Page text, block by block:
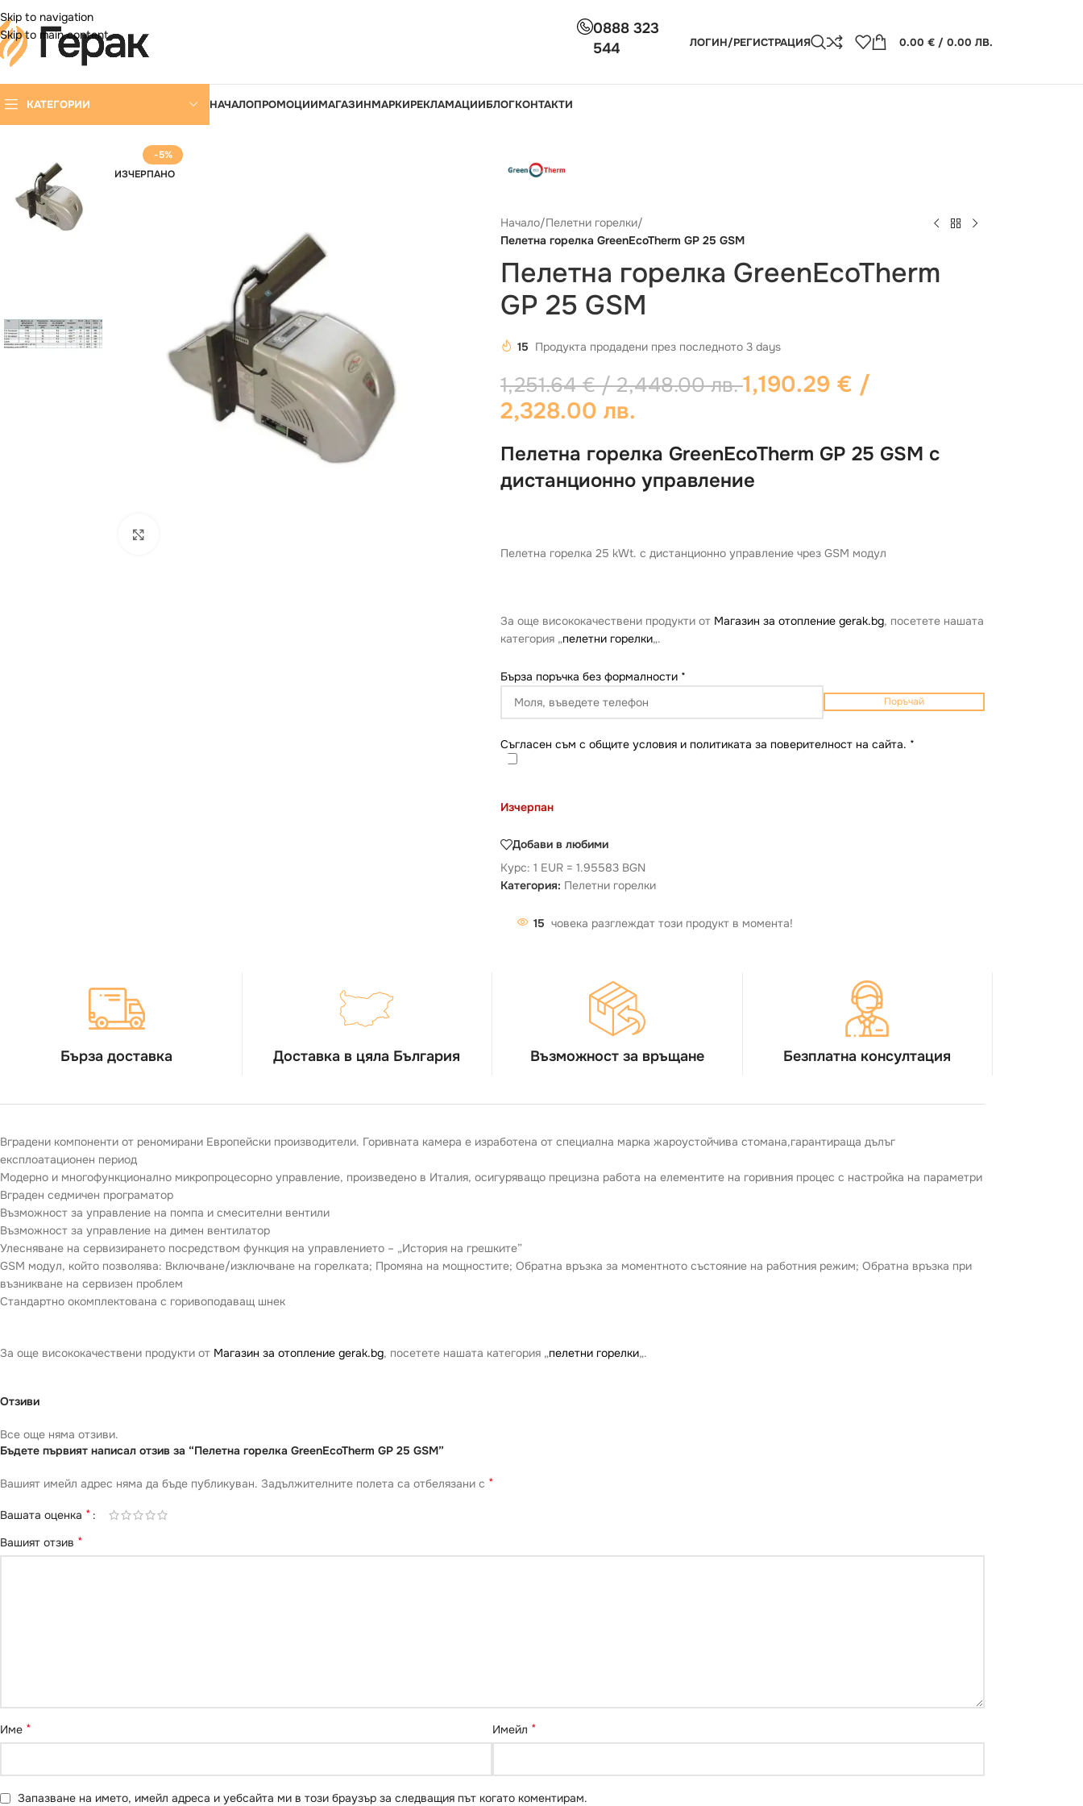
Skip to navigation
Skip to main content
0888 323
544
ЛОГИН/РЕГИСТРАЦИЯ 0.00 € / 0.00 ЛВ.
КАТЕГОРИИ НАЧАЛОПРОМОЦИИМАГАЗИНМАРКИРЕКЛАМАЦИИБЛОГКОНТАКТИ
-5%
ИЗЧЕРПАНО
Начало/Пелетни горелки/
Пелетна горелка GreenEcoTherm GP 25 GSM
Пелетна горелка GreenEcoTherm
GP 25 GSM
15 Продукта продадени през последното 3 days
1,251.64€/ 2,448.00 лв.1,190.29 € /
2,328.00 лв.
Пелетна горелка GreenEcoTherm GP 25 GSM с
дистанционно управление
Пелетна горелка 25 kWt. с дистанционно управление чрез GSM модул
За още висококачествени продукти от Магазин за отопление gerak.bg, посетете нашата
категория „пелетни горелки„.
Бърза поръчка без формалности *
Поръчай
Съгласен съм с общите условия и политиката за поверителност на сайта. *
Изчерпан
Добави в любими
Курс: 1 EUR = 1.95583 BGN
Категория: Пелетни горелки
15 човека разглеждат този продукт в момента!
Бърза доставка Доставка в цяла България Възможност за връщане Безплатна консултация
Вградени компоненти от реномирани Европейски производители. Горивната камера е изработена от специална марка жароустойчива стомана,гарантираща дълъг
експлоатационен период
Модерно и многофункционално микропроцесорно управление, произведено в Италия, осигуряващо прецизна работа на елементите на горивния процес с настройка на параметри
Вграден седмичен програматор
Възможност за управление на помпа и смесителни вентили
Възможност за управление на димен вентилатор
Улесняване на сервизирането посредством функция на управлението – „История на грешките”
GSM модул, който позволява: Включване/изключване на горелката; Промяна на мощностите; Обратна връзка за моментното състояние на работния режим; Обратна връзка при
възникване на сервизен проблем
Стандартно окомплектована с горивоподаващ шнек
За още висококачествени продукти от Магазин за отопление gerak.bg, посетете нашата категория „пелетни горелки„.
Отзиви
Все още няма отзиви.
Бъдете първият написал отзив за “Пелетна горелка GreenEcoTherm GP 25 GSM”
Вашият имейл адрес няма да бъде публикуван. Задължителните полета са отбелязани с *
Вашата оценка *
Вашият отзив *
Име * Имейл *
Запазване на името, имейл адреса и уебсайта ми в този браузър за следващия път когато коментирам.